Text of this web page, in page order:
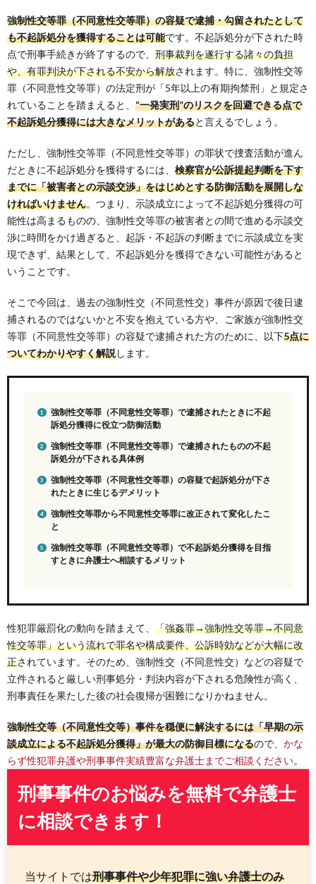
強制性交等罪（不同意性交等罪）の容疑で逮捕・勾留されたとして
も不起訴処分を獲得することは可能です。不起訴処分が下された時
点で刑事手続きが終了するので、 刑事裁判を遂行する諸々の負担
や、有罪判決が下される不安から解放されます。特に、強制性交等
罪（不同意性交等罪）の法定刑が「5年以上の有期拘禁刑」と規定さ
れていることを踏まえると、 “一発実刑”のリスクを回避できる点で
不起訴処分獲得には大きなメリットがあると言えるでしょう。
ただし、強制性交等罪（不同意性交等罪）の罪状で捜査活動が進ん
だときに不起訴処分を獲得するには、 検察官が公訴提起判断を下す
までに「被害者との示談交渉」をはじめとする防御活動を展開しな
ければいけません。つまり、示談成立によって不起訴処分獲得の可
能性は高まるものの、強制性交等罪の被害者との間で進める示談交
渉に時間をかけ過ぎると、起訴・不起訴の判断までに示談成立を実
現できず、結果として、不起訴処分を獲得できない可能性があると
いうことです。
そこで今回は、過去の強制性交（不同意性交）事件が原因で後日逮
捕されるのではないかと不安を抱えている方や、ご家族が強制性交
等罪（不同意性交等罪）の容疑で逮捕された方のために、以下5点に
ついてわかりやすく解説します。
強制性交等罪（不同意性交等罪）で逮捕されたときに不起
訴処分獲得に役立つ防御活動
強制性交等罪（不同意性交等罪）で逮捕されたものの不起
訴処分が下される具体例
強制性交等罪（不同意性交等罪）の容疑で起訴処分が下さ
れたときに生じるデメリット
強制性交等罪から不同意性交等罪に改正されて変化したこ
と
強制性交等罪（不同意性交等罪）で不起訴処分獲得を目指
すときに弁護士へ相談するメリット
性犯罪厳罰化の動向を踏まえて、 「強姦罪→強制性交等罪→不同意
性交等罪」という流れで罪名や構成要件、公訴時効などが大幅に改
正されています。そのため、強制性交（不同意性交）などの容疑で
立件されると厳しい刑事処分・判決内容が下される危険性が高く、
刑事責任を果たした後の社会復帰が困難になりかねません。
強制性交等（不同意性交等）事件を穏便に解決するには「早期の示
談成立による不起訴処分獲得」が最大の防御目標になるので、 かな
らず性犯罪弁護や刑事事件実績豊富な弁護士までご相談ください。
刑事事件のお悩みを無料で弁護士
に相談できます！
当サイトでは刑事事件や少年犯罪に強い弁護士のみ